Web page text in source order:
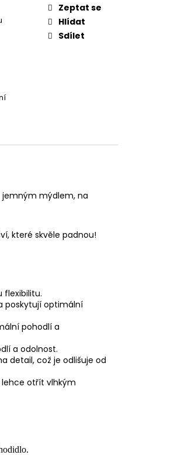
Zeptat se
Hlídat
Sdílet
jemným mýdlem, na
které skvěle padnou!
flexibilitu.
poskytují optimální
pohodlí a
a odolnost.
detail, což je odlišuje od
lehce otřít vlhkým